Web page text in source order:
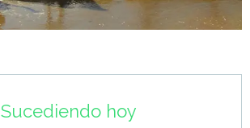
Sucediendo hoy